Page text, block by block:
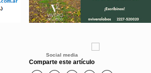
Social media
Comparte este artículo